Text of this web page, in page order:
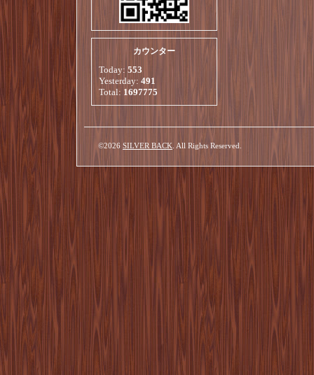
カウンター
Today: 553
Yesterday: 491
Total: 1697775
©2026 SILVER BACK . All Rights Reserved.